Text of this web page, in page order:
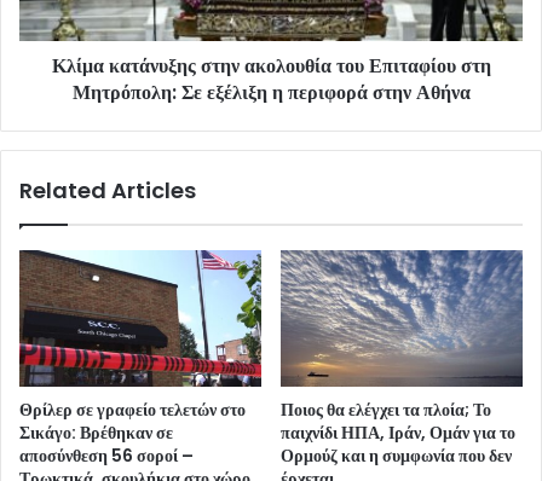
Κλίμα κατάνυξης στην ακολουθία του Επιταφίου στη
Μητρόπολη: Σε εξέλιξη η περιφορά στην Αθήνα
Related Articles
Θρίλερ σε γραφείο τελετών στο
Σικάγο: Βρέθηκαν σε
αποσύνθεση 56 σοροί –
Ποιος θα ελέγχει τα πλοία; Το
παιχνίδι ΗΠΑ, Ιράν, Ομάν για το
Ορμούζ και η συμφωνία που δεν